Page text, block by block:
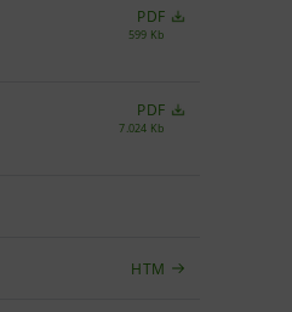
PDF
599 Kb
PDF
7.024 Kb
HTM